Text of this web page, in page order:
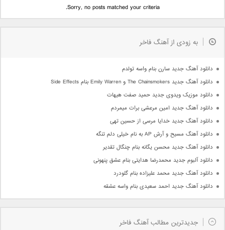
Sorry, no posts matched your criteria.
به زودی از آهنگ فاخر
دانلود آهنگ جدید سارن بنام واسه تولدم
دانلود آهنگ جدید The Chainsmokers و Emily Warren بنام Side Effects
دانلود موزیک ویدوی جدید حمید صفت هیهات
دانلود آهنگ جدید امین مرعشی برات میمردم
دانلود آهنگ جدید خدایا مرسی از حسین تهی
دانلود آهنگ مسیح و آرش AP به نام خیلی دلم تنگه
دانلود آهنگ جدید محسن یگانه بنام چنگال تقدیر
دانلود آلبوم جدید محمدرضا هدایتی بنام عشق پنهونی
دانلود آهنگ جدید محمد علیزاده بنام گلودرد
دانلود آهنگ جدید احمد سعیدی بنام واسه عشقه
جدیدترین مطالب آهنگ فاخر